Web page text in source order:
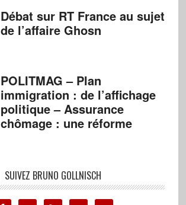
Débat sur RT France au sujet
de l’affaire Ghosn
POLITMAG – Plan
immigration : de l’affichage
politique – Assurance
chômage : une réforme
SUIVEZ BRUNO GOLLNISCH